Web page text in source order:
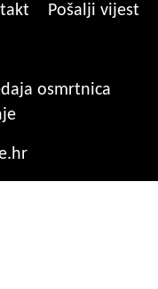
Pošalji vijest
osmrtnica